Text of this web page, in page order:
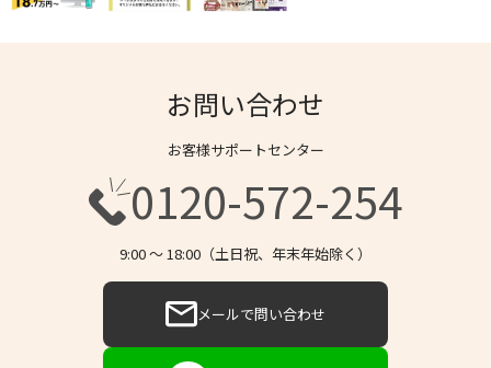
お問い合わせ
お客様サポートセンター
0120-572-254
9:00 〜 18:00（土日祝、年末年始除く）
メールで問い合わせ